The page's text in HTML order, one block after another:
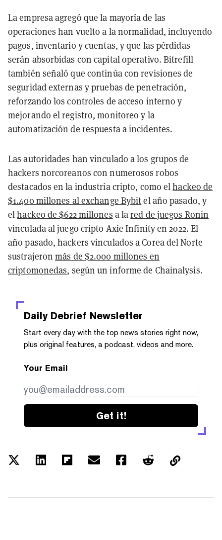
La empresa agregó que la mayoría de las
operaciones han vuelto a la normalidad, incluyendo
pagos, inventario y cuentas, y que las pérdidas
serán absorbidas con capital operativo. Bitrefill
también señaló que continúa con revisiones de
seguridad externas y pruebas de penetración,
reforzando los controles de acceso interno y
mejorando el registro, monitoreo y la
automatización de respuesta a incidentes.
Las autoridades han vinculado a los grupos de
hackers norcoreanos con numerosos robos
destacados en la industria cripto, como elhackeo de
$1.400 millones al exchange Bybitel año pasado, y
elhackeo de $622 millones a lared de juegos Ronin
vinculada al juego cripto Axie Infinity en 2022. El
año pasado, hackers vinculados a Corea del Norte
sustrajeronmás de $2.000 millones en
criptomonedas, según un informe de Chainalysis.
Daily Debrief Newsletter
Start every day with the top news stories right now,
plus original features, a podcast, videos and more.
Your Email
Get it!